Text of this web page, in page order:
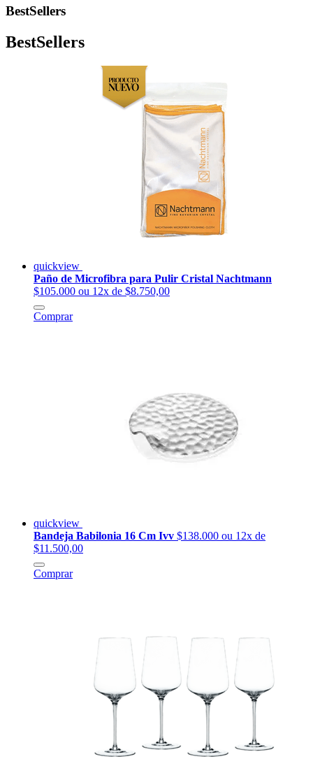
BestSellers
BestSellers
quickview
Paño de Microfibra para Pulir Cristal Nachtmann
$105.000 ou 12x de $8.750,00
Comprar
quickview
Bandeja Babilonia 16 Cm Ivv $138.000 ou 12x de
$11.500,00
Comprar